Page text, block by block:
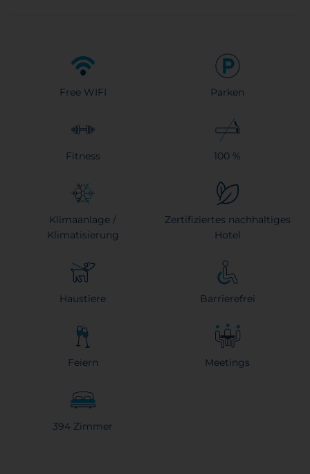
Free WIFI Parken
Fitness 100 %
Klimaanlage /
Klimatisierung
Zertifiziertes nachhaltiges
Hotel
Haustiere Barrierefrei
Feiern Meetings
394 Zimmer